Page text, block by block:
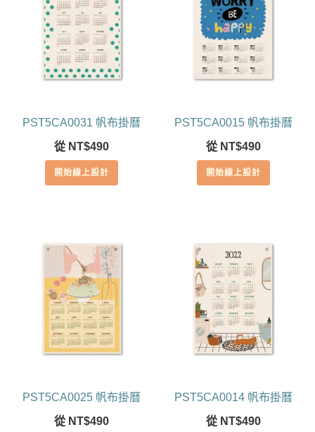
PST5CA0031 帆布掛曆
從 NT$490
開始線上設計
PST5CA0015 帆布掛曆
從 NT$490
開始線上設計
PST5CA0025 帆布掛曆
從 NT$490
PST5CA0014 帆布掛曆
從 NT$490